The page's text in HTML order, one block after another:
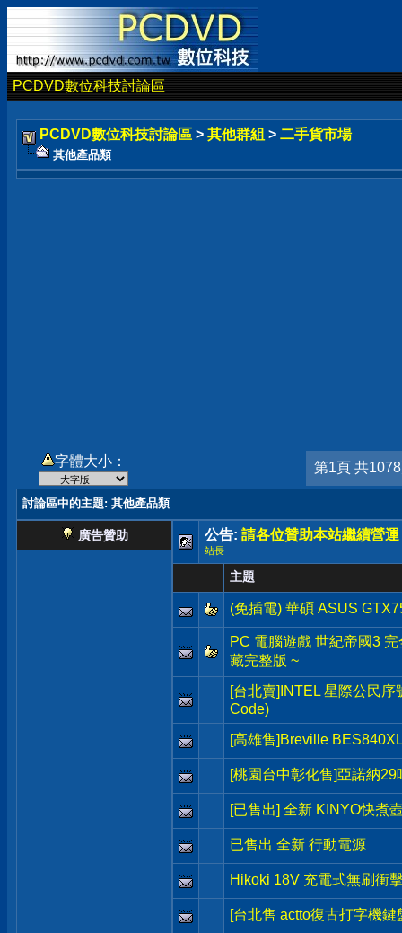
PCDVD數位科技討論區
PCDVD數位科技討論區 > 其他群組 > 二手貨市場
其他產品類
字體大小： 第1頁 共
討論區中的主題: 其他產品類
廣告贊助 公告: 請各位贊助本站繼續營運
站長
主題
(免插電) 華碩 ASUS
PC 電腦遊戲 世紀帝國3
藏完整版 ~
[台北賣]INTEL 星際公民
Code)
[高雄售]Breville
[桃園台中彰化售]亞諾納
[已售出] 全新 KINYO快煮
已售出 全新 行動電源
Hikoki 18V 充電式無刷衝
[台北售 actto復古打字機鍵